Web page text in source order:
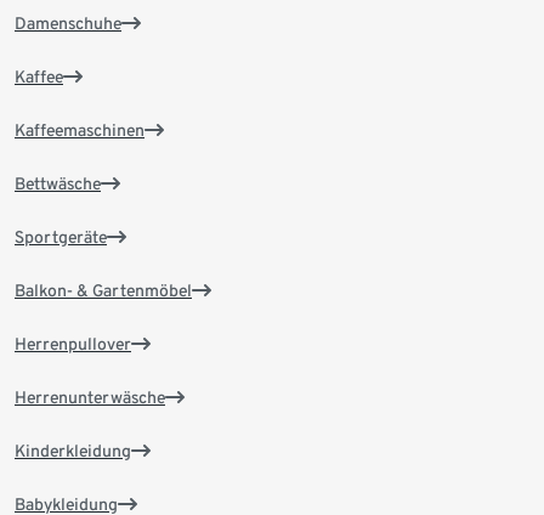
Damenschuhe
Kaffee
Kaffeemaschinen
Bettwäsche
Sportgeräte
Balkon- & Gartenmöbel
Herrenpullover
Herrenunterwäsche
Kinderkleidung
Babykleidung